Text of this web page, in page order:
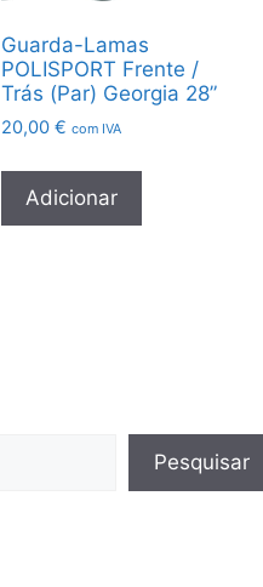
Guarda-Lamas
POLISPORT Frente /
Trás (Par) Georgia 28”
20,00 € com IVA
Adicionar
Pesquisar